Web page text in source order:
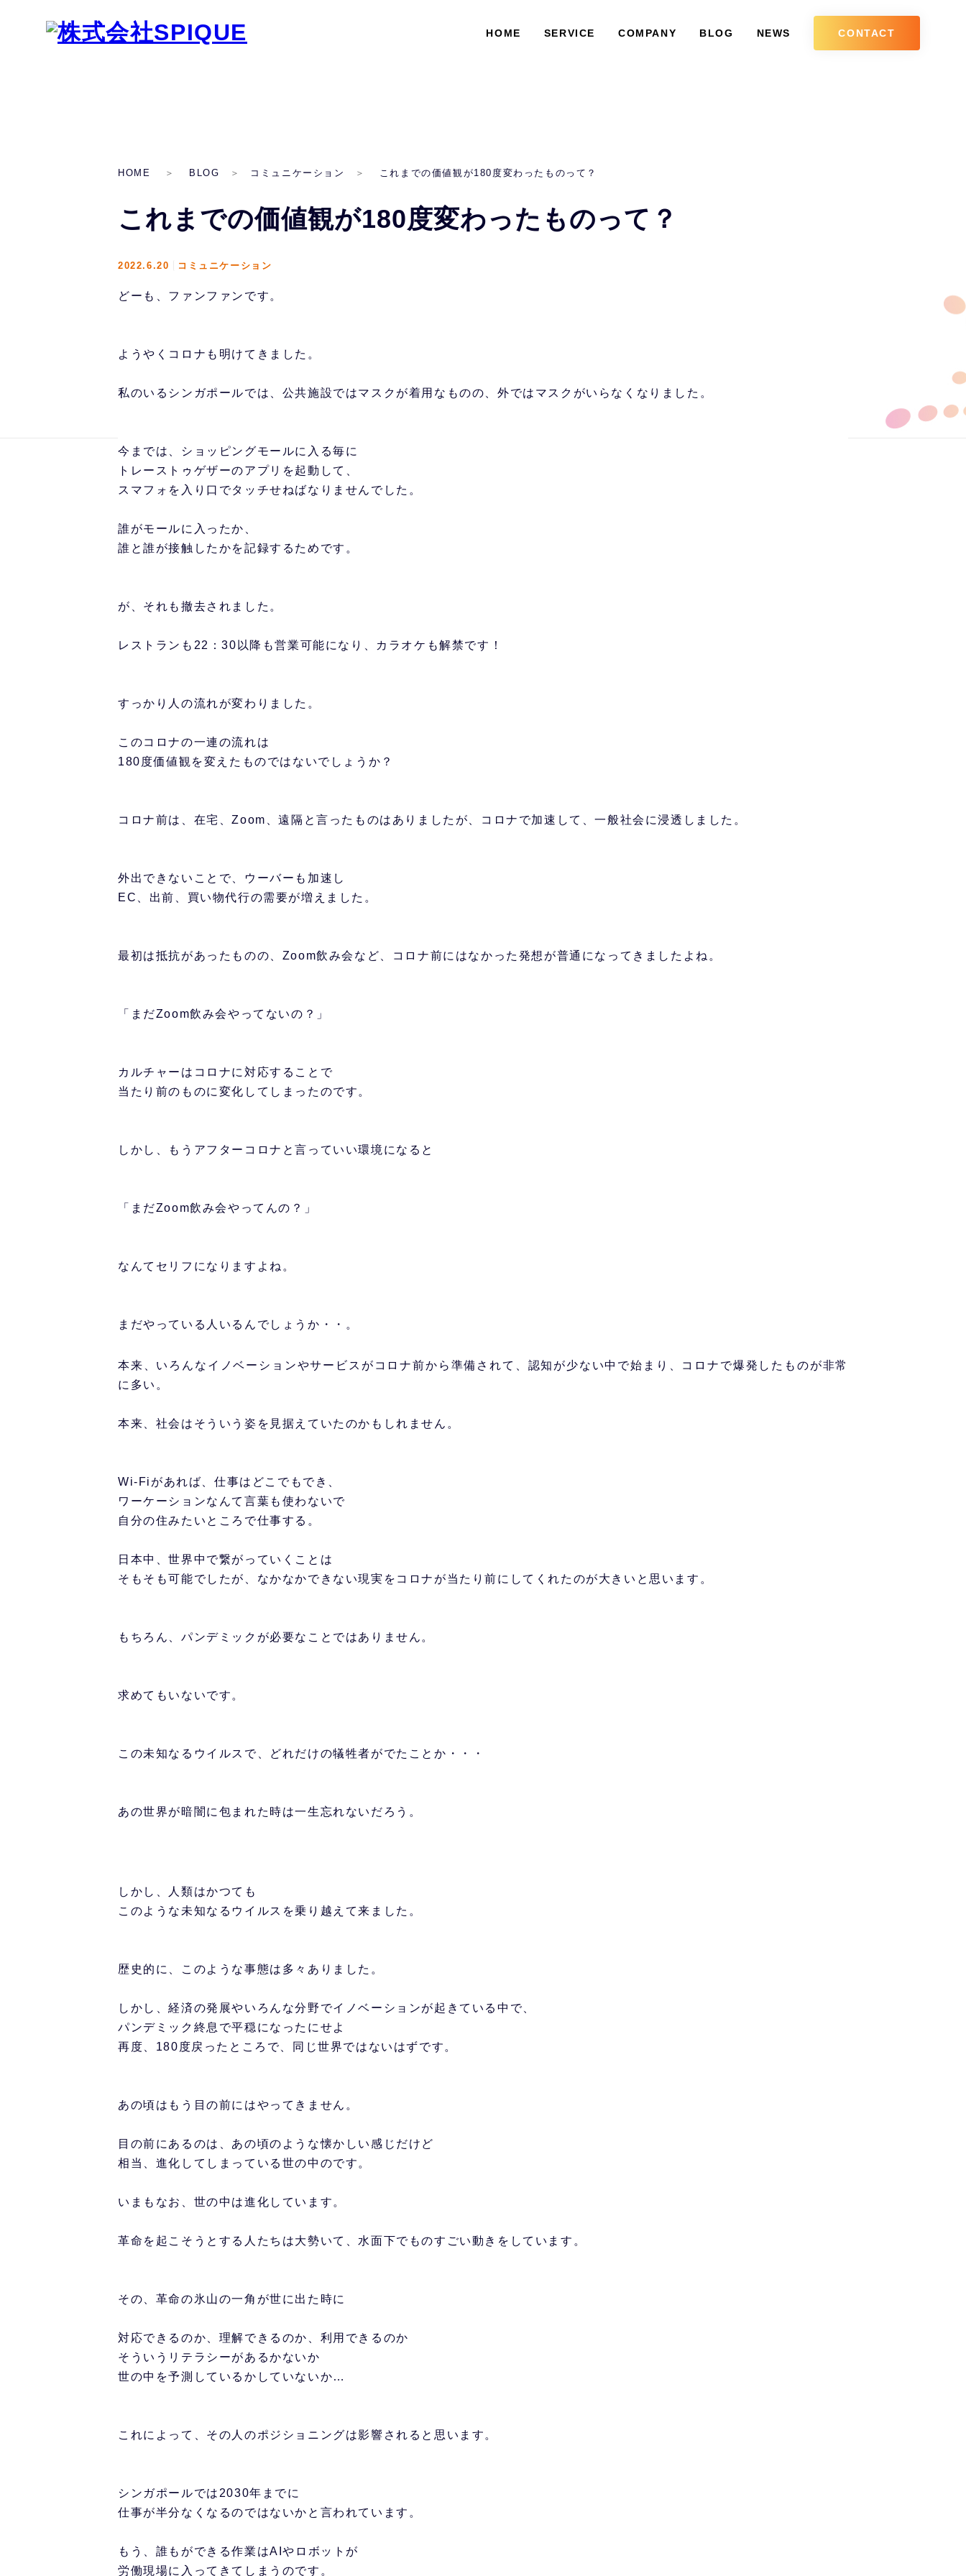
HOME SERVICE COMPANY BLOG NEWS CONTACT
HOME BLOG コミュニケーション これまでの価値観が180度変わったものって？
これまでの価値観が180度変わったものって？
2022.6.20 コミュニケーション
どーも、ファンファンです。
ようやくコロナも明けてきました。
私のいるシンガポールでは、公共施設ではマスクが着用なものの、外ではマスクがいらなくなりました。
今までは、ショッピングモールに入る毎に
トレーストゥゲザーのアプリを起動して、
スマフォを入り口でタッチせねばなりませんでした。
誰がモールに入ったか、
誰と誰が接触したかを記録するためです。
が、それも撤去されました。
レストランも22：30以降も営業可能になり、カラオケも解禁です！
すっかり人の流れが変わりました。
このコロナの一連の流れは
180度価値観を変えたものではないでしょうか？
コロナ前は、在宅、Zoom、遠隔と言ったものはありましたが、コロナで加速して、一般社会に浸透しました。
外出できないことで、ウーバーも加速し
EC、出前、買い物代行の需要が増えました。
最初は抵抗があったものの、Zoom飲み会など、コロナ前にはなかった発想が普通になってきましたよね。
「まだZoom飲み会やってないの？」
カルチャーはコロナに対応することで
当たり前のものに変化してしまったのです。
しかし、もうアフターコロナと言っていい環境になると
「まだZoom飲み会やってんの？」
なんてセリフになりますよね。
まだやっている人いるんでしょうか・・。
本来、いろんなイノベーションやサービスがコロナ前から準備されて、認知が少ない中で始まり、コロナで爆発したものが非常
に多い。
本来、社会はそういう姿を見据えていたのかもしれません。
Wi-Fiがあれば、仕事はどこでもでき、
ワーケーションなんて言葉も使わないで
自分の住みたいところで仕事する。
日本中、世界中で繋がっていくことは
そもそも可能でしたが、なかなかできない現実をコロナが当たり前にしてくれたのが大きいと思います。
もちろん、パンデミックが必要なことではありません。
求めてもいないです。
この未知なるウイルスで、どれだけの犠牲者がでたことか・・・
あの世界が暗闇に包まれた時は一生忘れないだろう。
しかし、人類はかつても
このような未知なるウイルスを乗り越えて来ました。
歴史的に、このような事態は多々ありました。
しかし、経済の発展やいろんな分野でイノベーションが起きている中で、
パンデミック終息で平穏になったにせよ
再度、180度戻ったところで、同じ世界ではないはずです。
あの頃はもう目の前にはやってきません。
目の前にあるのは、あの頃のような懐かしい感じだけど
相当、進化してしまっている世の中のです。
いまもなお、世の中は進化しています。
革命を起こそうとする人たちは大勢いて、水面下でものすごい動きをしています。
その、革命の氷山の一角が世に出た時に
対応できるのか、理解できるのか、利用できるのか
そういうリテラシーがあるかないか
世の中を予測しているかしていないか…
これによって、その人のポジショニングは影響されると思います。
シンガポールでは2030年までに
仕事が半分なくなるのではないかと言われています。
もう、誰もができる作業はAIやロボットが
労働現場に入ってきてしまうのです。